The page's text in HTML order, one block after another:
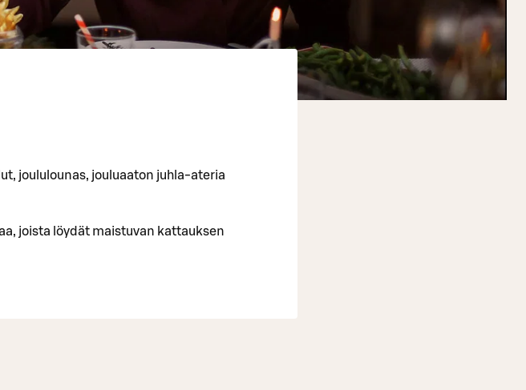
joululounas, jouluaaton juhla-ateria
joista löydät maistuvan kattauksen